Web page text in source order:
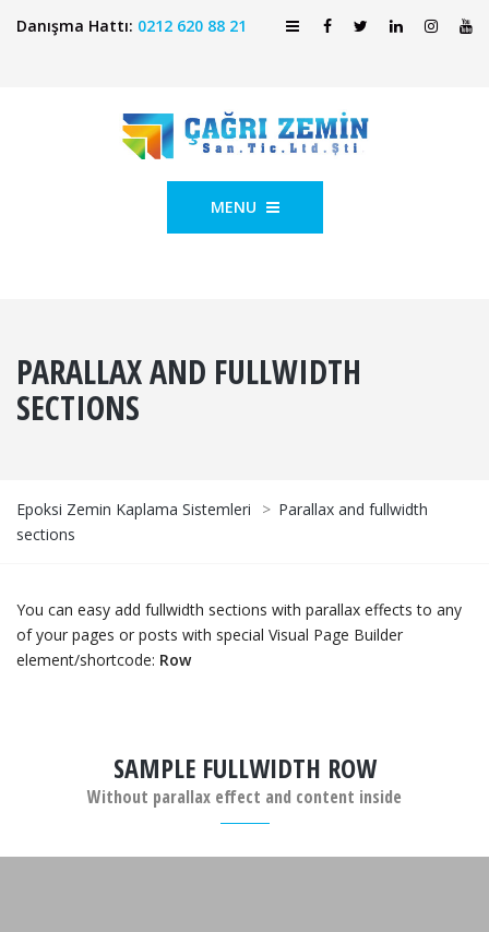
Danışma Hattı: 0212 620 88 21
MENU
PARALLAX AND FULLWIDTH
SECTIONS
Epoksi Zemin Kaplama Sistemleri > Parallax and fullwidth
sections
You can easy add fullwidth sections with parallax effects to any
of your pages or posts with special Visual Page Builder
element/shortcode: Row
SAMPLE FULLWIDTH ROW
Without parallax effect and content inside